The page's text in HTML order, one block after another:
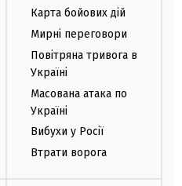
Карта бойових дій
Мирні переговори
Повітряна тривога в
Україні
Масована атака по
Україні
Вибухи у Росії
Втрати ворога